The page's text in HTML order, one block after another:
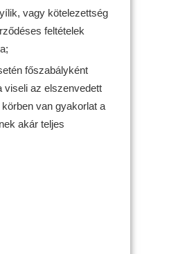
vagy kötelezettség
feltételek
főszabályként
viseli az elszenvedett
van gyakorlat a
akár teljes